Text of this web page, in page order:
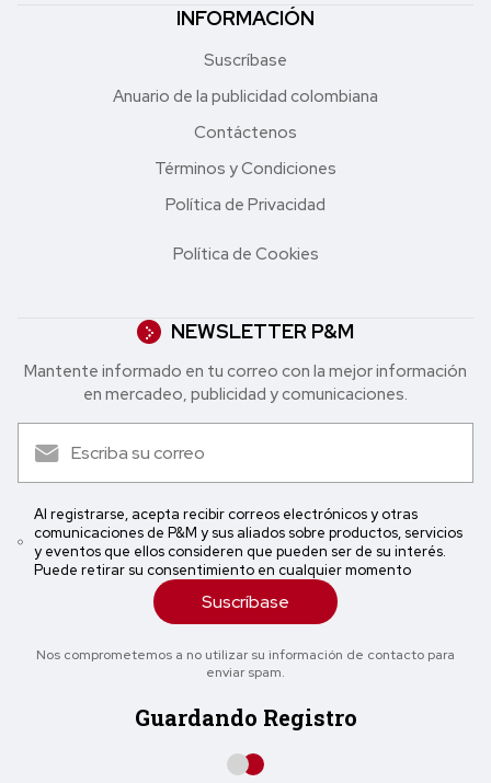
INFORMACIÓN
Suscríbase
Anuario de la publicidad colombiana
Contáctenos
Términos y Condiciones
Política de Privacidad
Política de Cookies
NEWSLETTER P&M
Mantente informado en tu correo con la mejor in formación
en mercadeo, publicidad y comunicaciones.
Al registrarse, acepta recibir correos electrónicos y otras
comunicaciones de P&M y sus aliados sobre productos, servicios
y eventos que ellos consideren que pueden ser de su interés.
Puede retirar su consentimiento en cualquier momento
Suscríbase
Nos comprometemos a no utilizar su información de contacto para
enviar spam.
Guardando Registro